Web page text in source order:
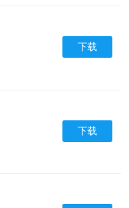
下载
下载